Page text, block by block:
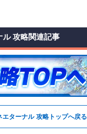
ル 攻略関連記事
エターナル 攻略トップへ戻る